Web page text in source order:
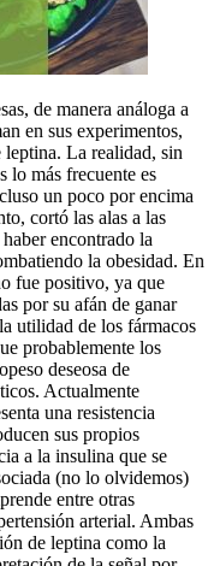
de manera análoga a
en sus experimentos,
La realidad, sin
lo más frecuente es
un poco por encima
cortó las alas a las
encontrado la
la obesidad. En
fue positivo, ya que
por su afán de ganar
utilidad de los fármacos
probablemente los
deseosa de
Actualmente
una resistencia
sus propios
a la insulina que se
(no lo olvidemos)
entre otras
arterial. Ambas
de leptina como la